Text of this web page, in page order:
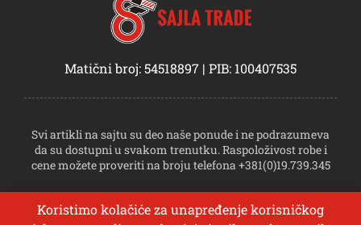
Matični broj: 54518897 | PIB: 100407535
Svi artikli na sajtu su deo naše ponude i ne podrazumeva
da su dostupni u svakom trenutku. Raspoloživost robe i
cene možete proveriti na broju telefona +381(0)19.739.345
Koristimo kolačiće za unapređenje korisničkog